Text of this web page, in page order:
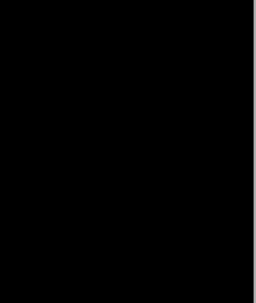
Davidson
de obras),
Gervais)),
Leighton
MacKenzie
set painter),